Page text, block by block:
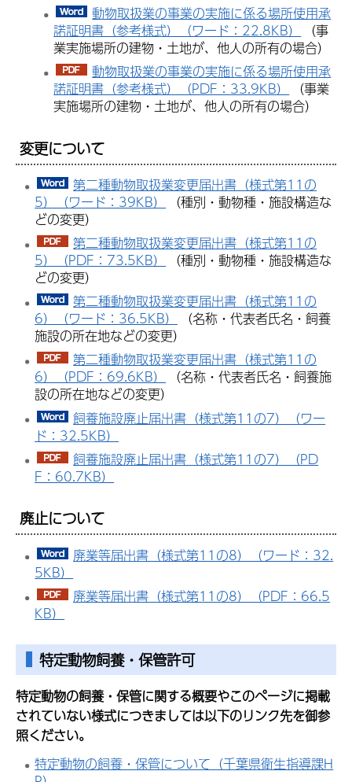
動物取扱業の事業の実施に係る場所使用承
諾証明書（参考様式）（ワード：22.8KB）
（事
業実施場所の建物・土地が、他人の所有の場合）
動物取扱業の事業の実施に係る場所使用承
諾証明書（参考様式）（PDF：33.9KB）
（事業
実施場所の建物・土地が、他人の所有の場合）
変更について
第二種動物取扱業変更届出書（様式第11の
5）（ワード：39KB）
（種別・動物種・施設構造な
どの変更）
第二種動物取扱業変更届出書（様式第11の
5）（PDF：73.5KB）
（種別・動物種・施設構造な
どの変更）
第二種動物取扱業変更届出書（様式第11の
6）（ワード：36.5KB）
（名称・代表者氏名・飼養
施設の所在地などの変更）
第二種動物取扱業変更届出書（様式第11の
6）（PDF：69.6KB）
（名称・代表者氏名・飼養施
設の所在地などの変更）
飼養施設廃止届出書（様式第11の7）（ワー
ド：32.5KB）
飼養施設廃止届出書（様式第11の7）（PD
F：60.7KB）
廃止について
廃業等届出書（様式第11の8）（ワード：32.
5KB）
廃業等届出書（様式第11の8）（PDF：66.5
KB）
特定動物飼養・保管許可
特定動物の飼養・保管に関する概要やこのページに掲載
されていない様式につきましては以下のリンク先を御参
照ください。
特定動物の飼養・保管について（千葉県衛生指導課H